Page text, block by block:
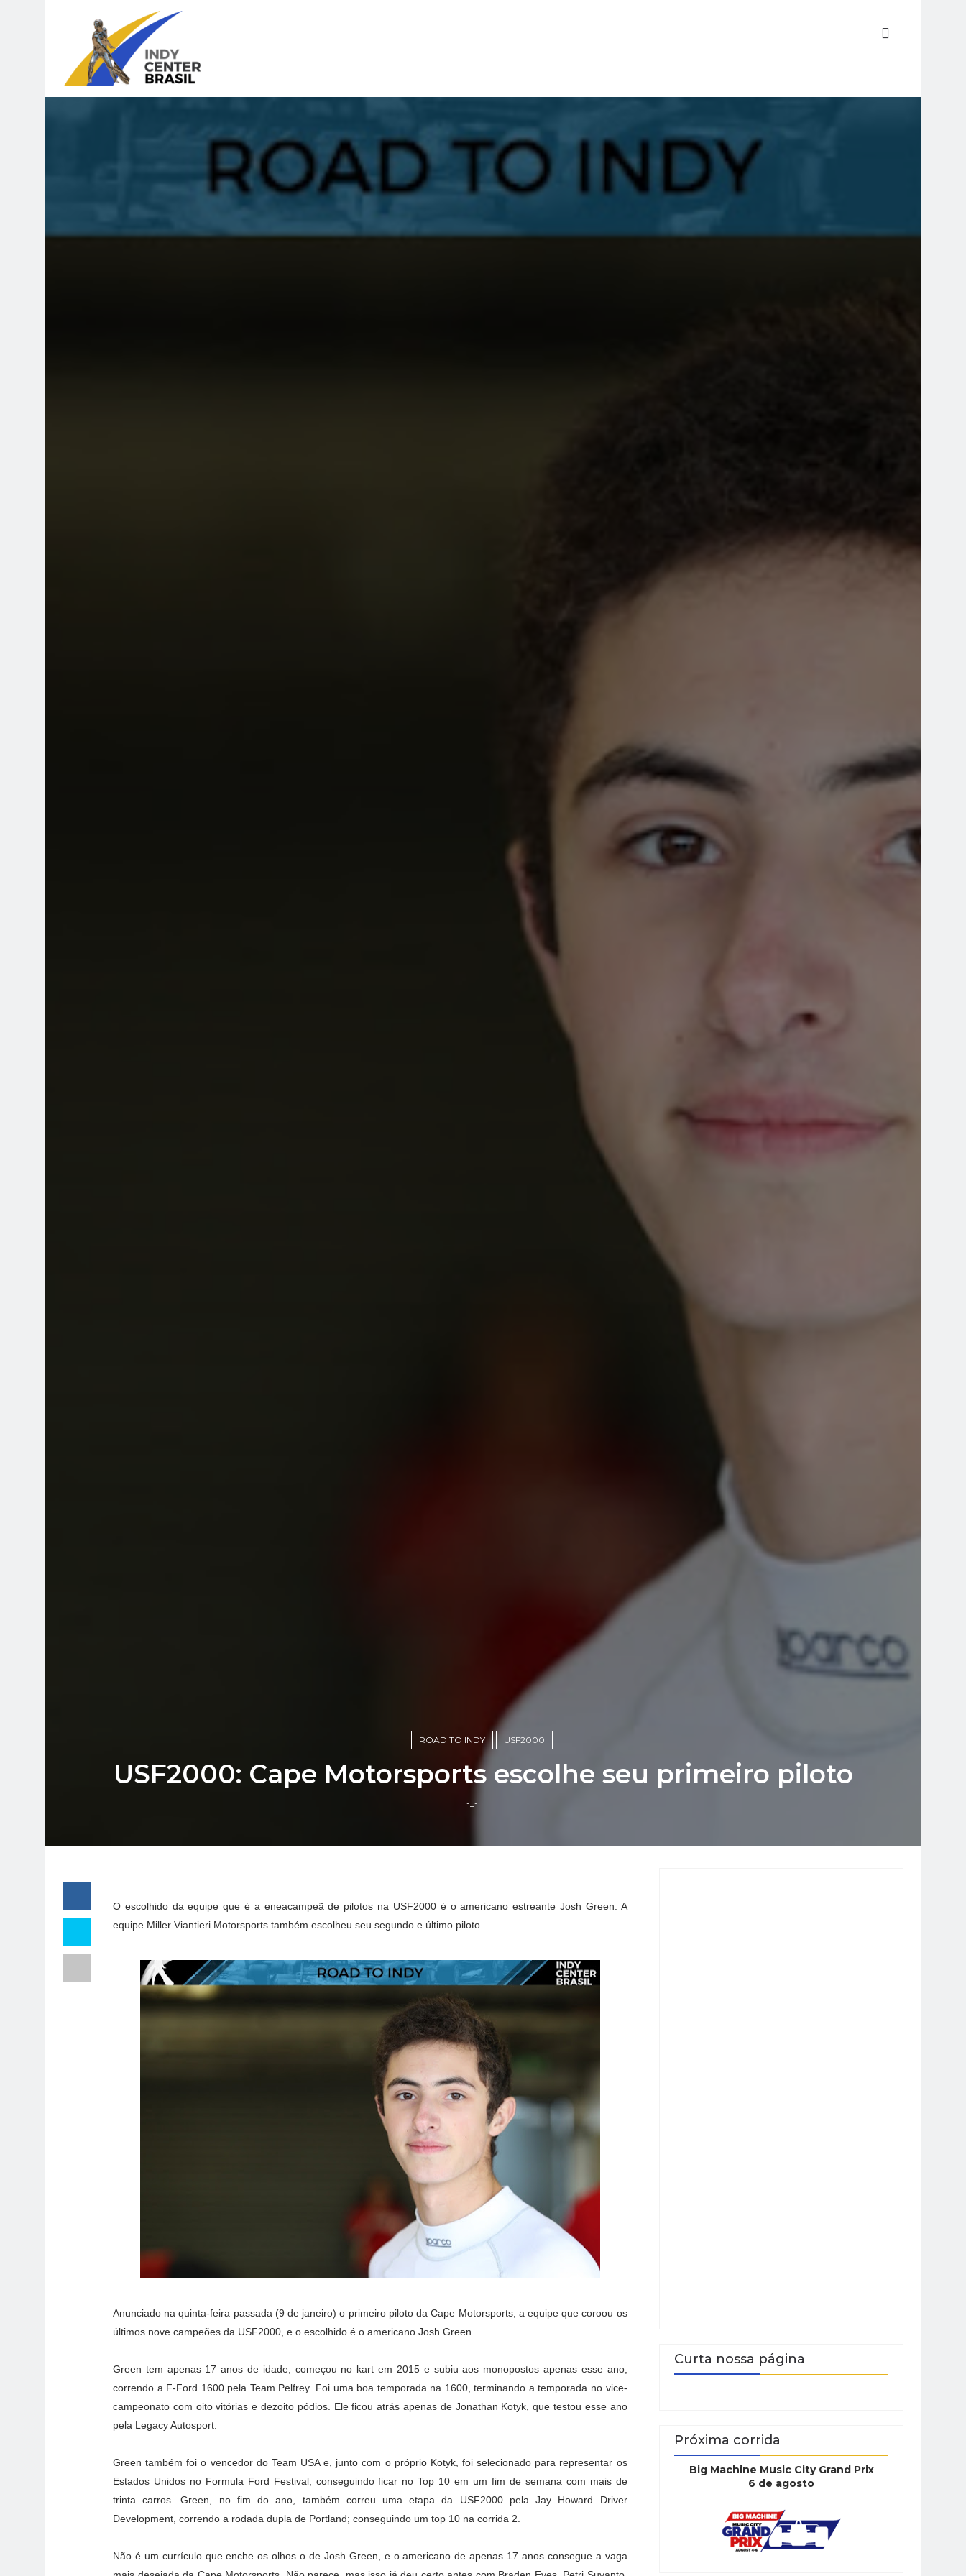
ROAD TO INDY USF2000
USF2000: Cape Motorsports escolhe seu primeiro piloto
-_-
O escolhido da equipe que é a eneacampeã de pilotos na USF2000 é o americano estreante Josh Green. A
equipe Miller Viantieri Motorsports também escolheu seu segundo e último piloto.
Anunciado na quinta-feira passada (9 de janeiro) o primeiro piloto da Cape Motorsports, a equipe que coroou os
últimos nove campeões da USF2000, e o escolhido é o americano Josh Green.
Green tem apenas 17 anos de idade, começou no kart em 2015 e subiu aos monopostos apenas esse ano,
correndo a F-Ford 1600 pela Team Pelfrey. Foi uma boa temporada na 1600, terminando a temporada no vice-
campeonato com oito vitórias e dezoito pódios. Ele ficou atrás apenas de Jonathan Kotyk, que testou esse ano
pela Legacy Autosport.
Green também foi o vencedor do Team USA e, junto com o próprio Kotyk, foi selecionado para representar os
Estados Unidos no Formula Ford Festival, conseguindo ficar no Top 10 em um fim de semana com mais de
trinta carros. Green, no fim do ano, também correu uma etapa da USF2000 pela Jay Howard Driver
Development, correndo a rodada dupla de Portland; conseguindo um top 10 na corrida 2.
Não é um currículo que enche os olhos o de Josh Green, e o americano de apenas 17 anos consegue a vaga
Curta nossa página
Próxima corrida
Big Machine Music City Grand Prix
6 de agosto